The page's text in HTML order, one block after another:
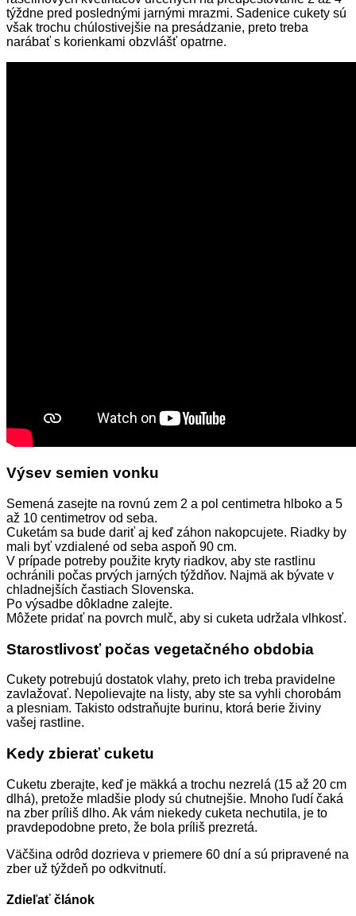
týždne pred poslednými jarnými mrazmi. Sadenice cukety sú
však trochu chúlostivejšie na presádzanie, preto treba
narábať s korienkami obzvlášť opatrne.
Výsev semien vonku
Semená zasejte na rovnú zem 2 a pol centimetra hlboko a 5
až 10 centimetrov od seba.
Cuketám sa bude dariť aj keď záhon nakopcujete. Riadky by
mali byť vzdialené od seba aspoň 90 cm.
V prípade potreby použite kryty riadkov, aby ste rastlinu
ochránili počas prvých jarných týždňov. Najmä ak bývate v
chladnejších častiach Slovenska.
Po výsadbe dôkladne zalejte.
Môžete pridať na povrch mulč, aby si cuketa udržala vlhkosť.
Starostlivosť počas vegetačného obdobia
Cukety potrebujú dostatok vlahy, preto ich treba pravidelne
zavlažovať. Nepolievajte na listy, aby ste sa vyhli chorobám
a plesniam. Takisto odstraňujte burinu, ktorá berie živiny
vašej rastline.
Kedy zbierať cuketu
Cuketu zberajte, keď je mäkká a trochu nezrelá (15 až 20 cm
dlhá), pretože mladšie plody sú chutnejšie. Mnoho ľudí čaká
na zber príliš dlho. Ak vám niekedy cuketa nechutila, je to
pravdepodobne preto, že bola príliš prezretá.
Väčšina odrôd dozrieva v priemere 60 dní a sú pripravené na
zber už týždeň po odkvitnutí.
Zdieľať článok